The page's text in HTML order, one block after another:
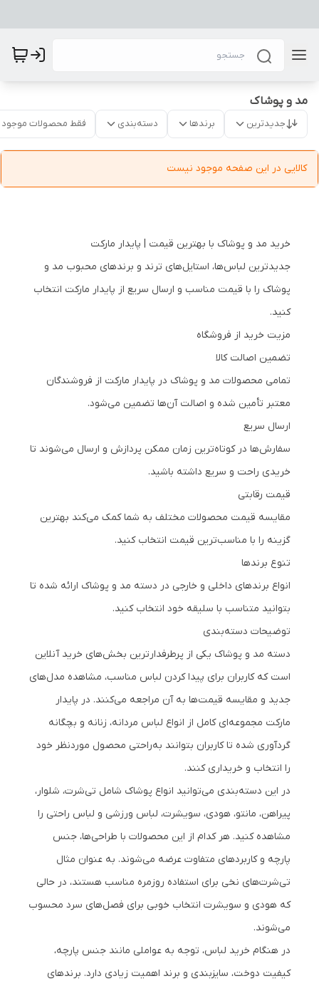
مد و پوشاک
جدیدترین برندها دسته‌بندی فقط محصولات موجود
کالایی در این صفحه موجود نیست
خرید مد و پوشاک با بهترین قیمت | پایدار مارکت
جدیدترین لباس‌ها، استایل‌های ترند و برندهای محبوب مد و
پوشاک را با قیمت مناسب و ارسال سریع از پایدار مارکت انتخاب
کنید.
مزیت خرید از فروشگاه
تضمین اصالت کالا
تمامی محصولات مد و پوشاک در پایدار مارکت از فروشندگان
معتبر تأمین شده و اصالت آن‌ها تضمین می‌شود.
ارسال سریع
سفارش‌ها در کوتاه‌ترین زمان ممکن پردازش و ارسال می‌شوند تا
خریدی راحت و سریع داشته باشید.
قیمت رقابتی
مقایسه قیمت محصولات مختلف به شما کمک می‌کند بهترین
گزینه را با مناسب‌ترین قیمت انتخاب کنید.
تنوع برندها
انواع برندهای داخلی و خارجی در دسته مد و پوشاک ارائه شده تا
بتوانید متناسب با سلیقه خود انتخاب کنید.
توضیحات دسته‌بندی
دسته مد و پوشاک یکی از پرطرفدارترین بخش‌های خرید آنلاین
است که کاربران برای پیدا کردن لباس مناسب، مشاهده مدل‌های
جدید و مقایسه قیمت‌ها به آن مراجعه می‌کنند. در پایدار
مارکت مجموعه‌ای کامل از انواع لباس مردانه، زنانه و بچگانه
گردآوری شده تا کاربران بتوانند به‌راحتی محصول موردنظر خود
را انتخاب و خریداری کنند.
در این دسته‌بندی می‌توانید انواع پوشاک شامل تی‌شرت، شلوار،
پیراهن، مانتو، هودی، سویشرت، لباس ورزشی و لباس راحتی را
مشاهده کنید. هر کدام از این محصولات با طراحی‌ها، جنس
پارچه و کاربردهای متفاوت عرضه می‌شوند. به عنوان مثال
تی‌شرت‌های نخی برای استفاده روزمره مناسب هستند، در حالی
که هودی و سویشرت انتخاب خوبی برای فصل‌های سرد محسوب
می‌شوند.
در هنگام خرید لباس، توجه به عواملی مانند جنس پارچه،
کیفیت دوخت، سایزبندی و برند اهمیت زیادی دارد. برندهای